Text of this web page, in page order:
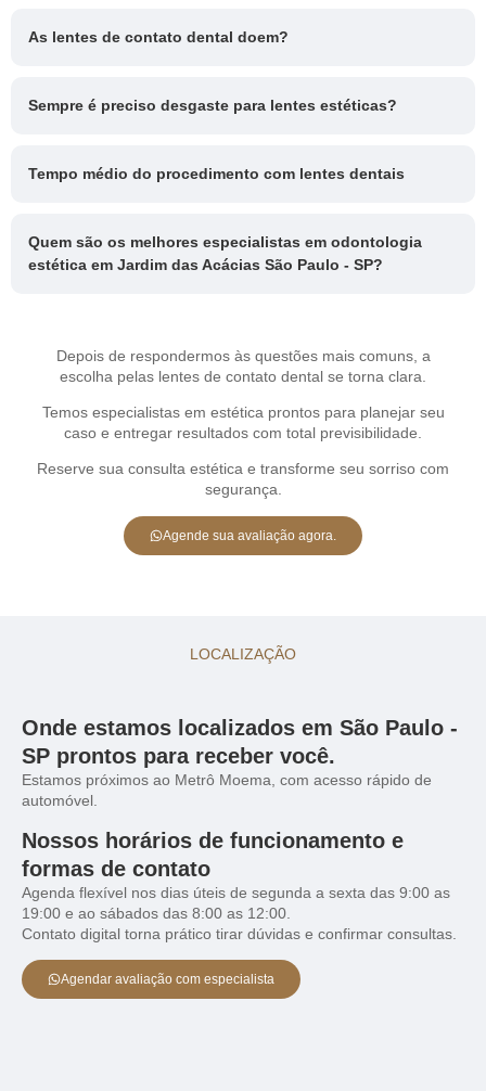
As lentes de contato dental doem?
Sempre é preciso desgaste para lentes estéticas?
Tempo médio do procedimento com lentes dentais
Quem são os melhores especialistas em odontologia
estética em Jardim das Acácias São Paulo - SP?
Depois de respondermos às questões mais comuns, a
escolha pelas lentes de contato dental se torna clara.
Temos especialistas em estética prontos para planejar seu
caso e entregar resultados com total previsibilidade.
Reserve sua consulta estética e transforme seu sorriso com
segurança.
Agende sua avaliação agora.
LOCALIZAÇÃO
Onde estamos localizados em São Paulo -
SP prontos para receber você.
Estamos próximos ao Metrô Moema, com acesso rápido de
automóvel.
Nossos horários de funcionamento e
formas de contato
Agenda flexível nos dias úteis de segunda a sexta das 9:00 as
19:00 e ao sábados das 8:00 as 12:00.
Contato digital torna prático tirar dúvidas e confirmar consultas.
Agendar avaliação com especialista